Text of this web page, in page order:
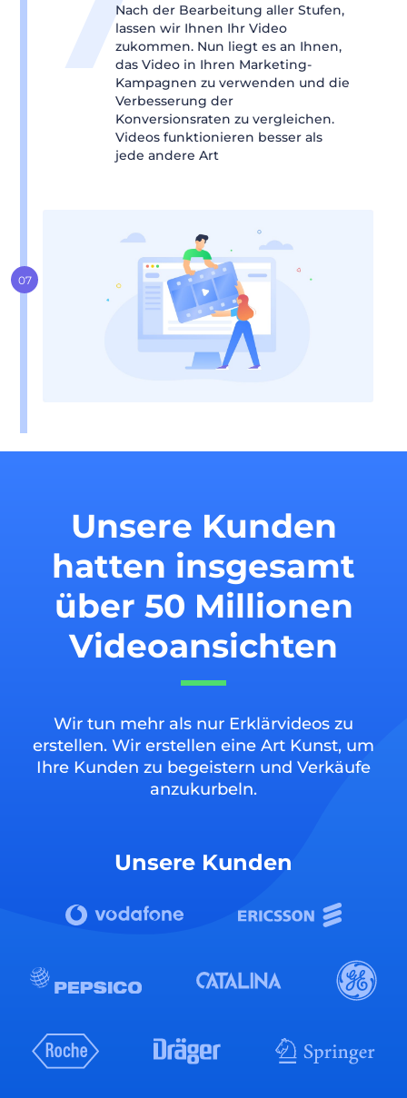
Nach der Bearbeitung aller Stufen,
lassen wir Ihnen Ihr Video
zukommen. Nun liegt es an Ihnen,
das Video in Ihren Marketing-
Kampagnen zu verwenden und die
Verbesserung der
Konversionsraten zu vergleichen.
Videos funktionieren besser als
jede andere Art
Unsere Kunden
hatten insgesamt
über 50 Millionen
Videoansichten
Wir tun mehr als nur Erklärvideos zu
erstellen. Wir erstellen eine Art Kunst, um
Ihre Kunden zu begeistern und Verkäufe
anzukurbeln.
Unsere Kunden